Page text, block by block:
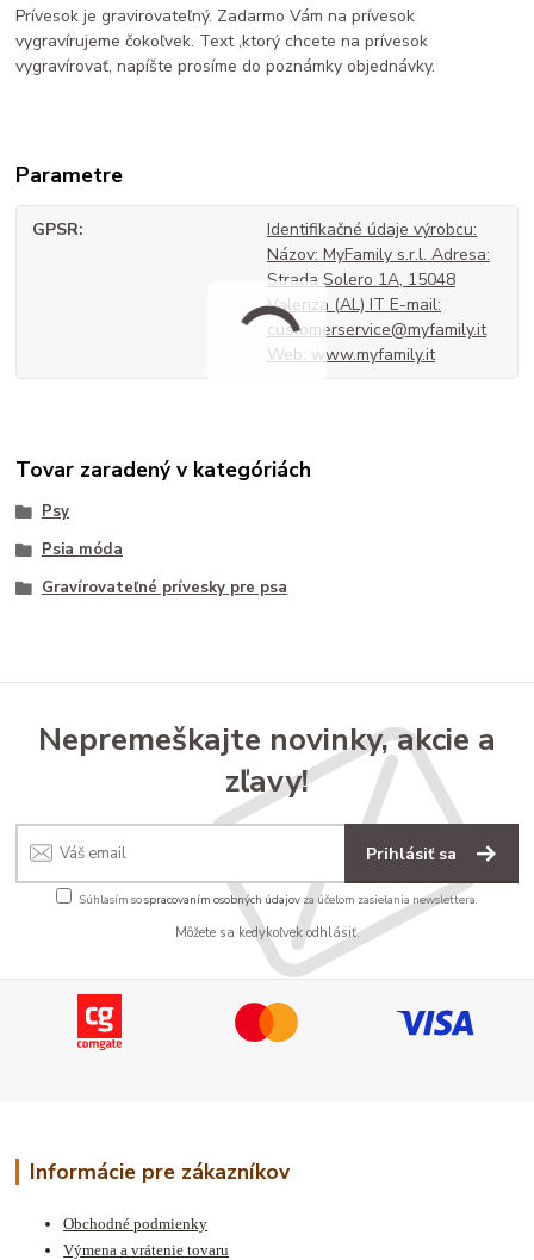
Prívesok je gravirovateľný. Zadarmo Vám na prívesok
vygravírujeme čokoľvek. Text ,ktorý chcete na prívesok
vygravírovať, napíšte prosíme do poznámky objednávky.
Parametre
GPSR
Identifikačné údaje výrobcu:
Názov: MyFamily s.r.l. Adresa:
Strada Solero 1A, 15048
Valenza (AL) IT E-mail:
customerservice@myfamily.it
Web: www.myfamily.it
Tovar zaradený v kategóriách
Psy
Psia móda
Gravírovateľné prívesky pre psa
Nepremeškajte novinky, akcie a
zľavy!
Prihlásiť sa
Súhlasím sospracovaním osobných údajov za účelom zasielania newslettera.
Môžete sa kedykoľvek odhlásiť.
Informácie pre zákazníkov
Obchodné podmienky
Výmena a vrátenie tovaru